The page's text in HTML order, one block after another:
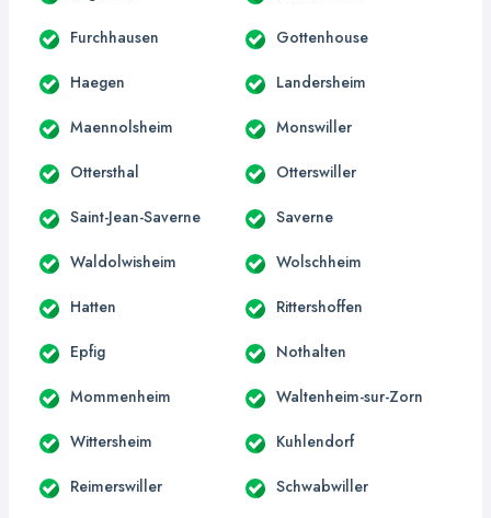
Furchhausen Gottenhouse
Haegen Landersheim
Maennolsheim Monswiller
Ottersthal Otterswiller
Saint-Jean-Saverne Saverne
Waldolwisheim Wolschheim
Hatten Rittershoffen
Epfig Nothalten
Mommenheim Waltenheim-sur-Zorn
Wittersheim Kuhlendorf
Reimerswiller Schwabwiller